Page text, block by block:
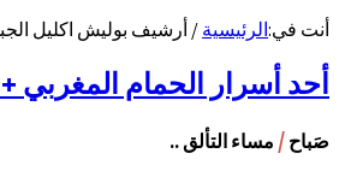
أنت في:الرئيسية / أرشيف بوليش اكليل
أحد أسرار الحمام المغربي
صَباح / مساء التألق ..